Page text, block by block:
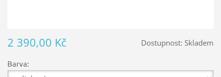
Dostupnost: Skladem
2 390,00 Kč
Barva: